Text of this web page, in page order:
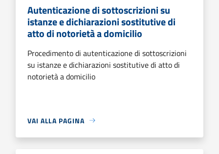
Autenticazione di sottoscrizioni su
istanze e dichiarazioni sostitutive di
atto di notorietà a domicilio
Procedimento di autenticazione di sottoscrizioni
su istanze e dichiarazioni sostitutive di atto di
notorietà a domicilio
VAI ALLA PAGINA